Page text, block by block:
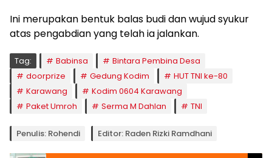
Ini merupakan bentuk balas budi dan wujud syukur
atas pengabdian yang telah ia jalankan.
Tag: Babinsa
Bintara Pembina Desa
doorprize
Gedung Kodim
HUT TNI ke-80
Karawang
Kodim 0604 Karawang
Paket Umroh
Serma M Dahlan TNI
Penulis: Rohendi Editor: Raden Rizki Ramdhani